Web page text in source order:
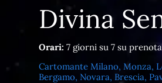
Divina
Orari: 7 giorni su 7 su
Cartomante Milano, Monza,
Bergamo, Novara, Brescia,